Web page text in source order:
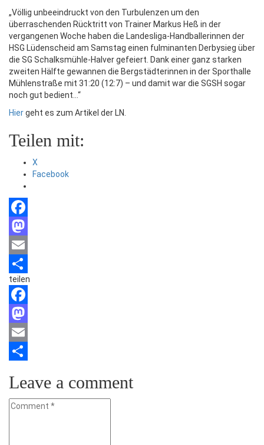
„Völlig unbeeindruckt von den Turbulenzen um den
überraschenden Rücktritt von Trainer Markus Heß in der
vergangenen Woche haben die Landesliga-Handballerinnen der
HSG Lüdenscheid am Samstag einen fulminanten Derbysieg über
die SG Schalksmühle-Halver gefeiert. Dank einer ganz starken
zweiten Hälfte gewannen die Bergstädterinnen in der Sporthalle
Mühlenstraße mit 31:20 (12:7) – und damit war die SGSH sogar
noch gut bedient…“
Hiergeht es zum Artikel der LN.
Teilen mit:
X
Facebook
Facebook
Mastodon
Email
Teilen
teilen
Facebook
Mastodon
Email
Leave a comment